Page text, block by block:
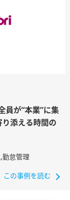
員が“本業”に集
添える時間の
勤怠管理
この事例を読む